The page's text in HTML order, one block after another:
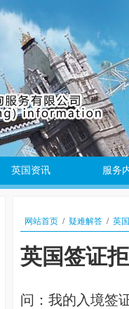
英国资讯 服务
网站首页 / 疑难解答 / 英
英国签证
问：我的入境签